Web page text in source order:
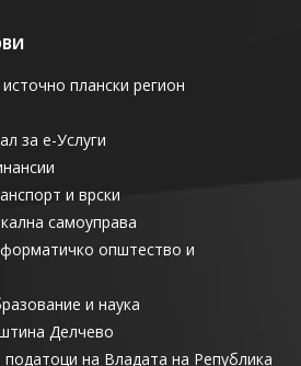
плански регион
за е-Услуги
и врски
самоуправа
општество и
и наука
Делчево
на Владата на Република